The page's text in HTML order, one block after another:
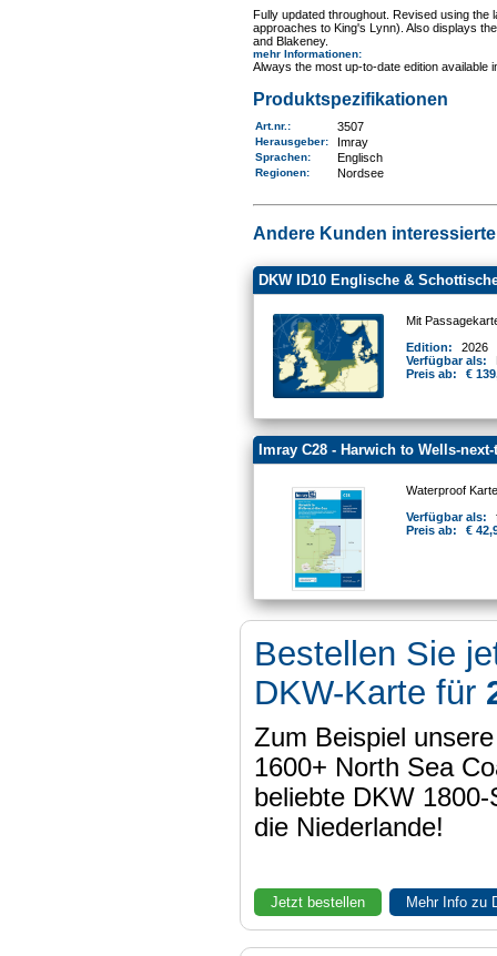
Fully updated throughout. Revised using the
approaches to King's Lynn). Also displays
and Blakeney.
mehr Informationen:
Always the most up-to-date edition
Produktspezifikationen
Art.nr. : 3507
Herausgeber: Imray
Sprachen: Englisch
Regionen: Nordsee
Andere Kunden
DKW ID10 Englische &
Mit
Edition:
2026
Verfügbar als:
Preis ab:
€
Imray C28 - Harwich to Wells-next-
Waterproof
Verfügbar als:
Preis ab:
€
Bestellen Sie
DKW-Karte für
Zum Beispiel
1600+ North Sea
beliebte DKW
die Niederlande!
Jetzt bestellen Mehr Info zu